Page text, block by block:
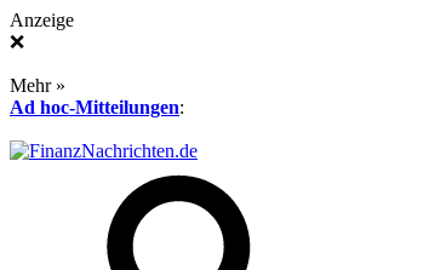
Anzeige
❌
Mehr »
Ad hoc-Mitteilungen: